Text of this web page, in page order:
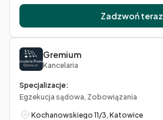
Zadzwoń teraz
Gremium
Kancelaria
Specjalizacje:
Egzekucja sądowa, Zobowiązania
Kochanowskiego 11/3, Katowice